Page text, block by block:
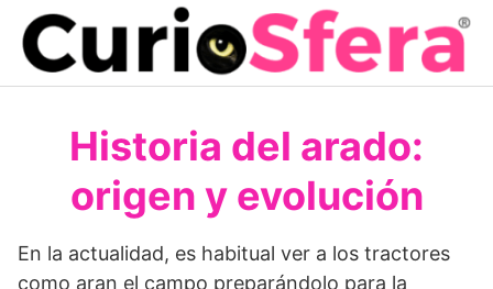
Saltar
contenido
Historia del arado:
origen y evolución
En la actualidad, es habitual ver a los tractores
como aran el campo preparándolo para la